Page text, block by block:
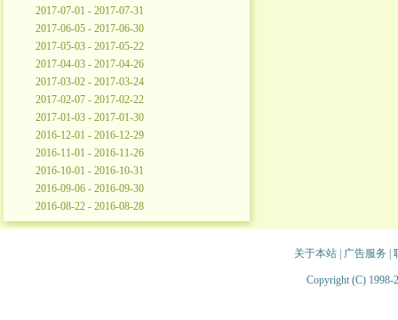
2017-07-01 - 2017-07-31
2017-06-05 - 2017-06-30
2017-05-03 - 2017-05-22
2017-04-03 - 2017-04-26
2017-03-02 - 2017-03-24
2017-02-07 - 2017-02-22
2017-01-03 - 2017-01-30
2016-12-01 - 2016-12-29
2016-11-01 - 2016-11-26
2016-10-01 - 2016-10-31
2016-09-06 - 2016-09-30
2016-08-22 - 2016-08-28
关于本站| 广告服务
Copyright (C) 1998-